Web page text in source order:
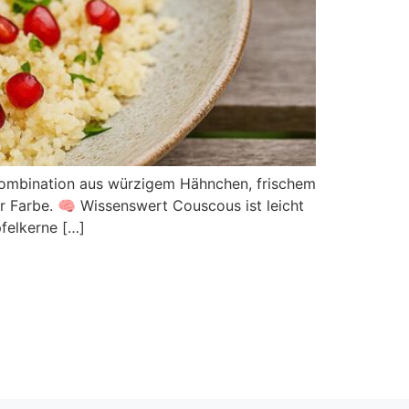
aus würzigem Hähnchen, frischem
Farbe. 🧠 Wissenswert Couscous ist leicht
[…]